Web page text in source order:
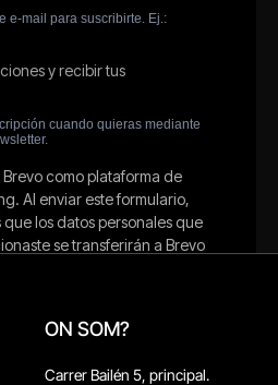
ON SOM?
Carrer Bailén 5, principal.